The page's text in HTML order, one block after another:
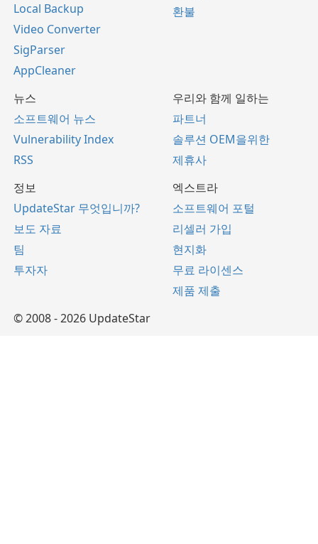
Local Backup
Video Converter
SigParser
AppCleaner
환불
뉴스
소프트웨어 뉴스
Vulnerability Index
RSS
우리와 함께 일하는
파트너
솔루션 OEM을위한
제휴사
정보
UpdateStar 무엇입니까?
보도 자료
팀
투자자
엑스트라
소프트웨어 포털
리셀러 가입
현지화
무료 라이센스
제품 제출
© 2008 - 2026 UpdateStar